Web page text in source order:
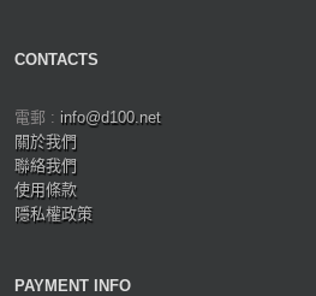
CONTACTS
電郵 : info@d100.net
關於我們
聯絡我們
使用條款
隱私權政策
PAYMENT INFO